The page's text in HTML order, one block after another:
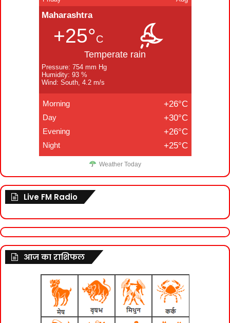
Maharashtra
+25°C
Temperate rain
Pressure: 754 mm Hg
Humidity: 93 %
Wind: South, 4.2 m/s
Morning +26°C
Day +30°C
Evening +26°C
Night +25°C
Weather Today
Live FM Radio
आज का राशिफल